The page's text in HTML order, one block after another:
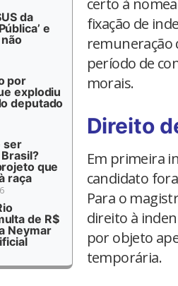
da
e
por
explodiu
deputado
ser
que
raça
de R$
Neymar
fixação de
remuneração
período de
morais.
Direito
Em primeira
candidato
Para o
direito à
por objeto
temporária.